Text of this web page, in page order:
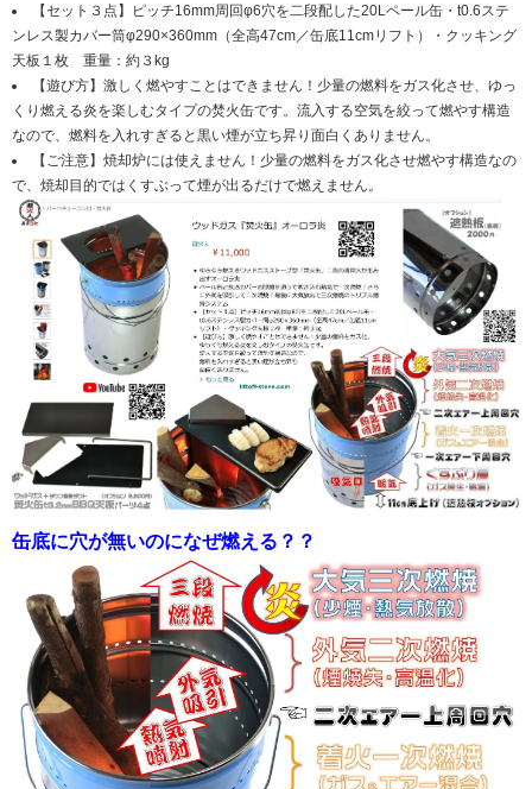
【セット３点】ピッチ16mm周回φ6穴を二段配した20Lペール缶・t0.6ステ
ンレス製カバー筒φ290×360mm（全高47cm／缶底11cmリフト）・クッキング
天板１枚 重量：約３kg
【遊び方】激しく燃やすことはできません！少量の燃料をガス化させ、ゆっ
くり燃える炎を楽しむタイプの焚火缶です。流入する空気を絞って燃やす構造
なので、燃料を入れすぎると黒い煙が立ち昇り面白くありません。
【ご注意】焼却炉には使えません！少量の燃料をガス化させ燃やす構造なの
で、焼却目的ではくすぶって煙が出るだけで燃えません。
缶底に穴が無いのになぜ燃える？？